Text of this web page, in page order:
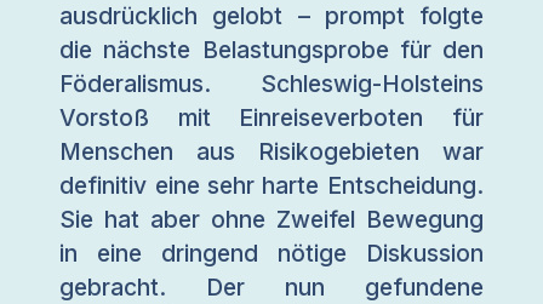
ausdrücklich gelobt – prompt folgte
die nächste Belastungsprobe für den
Föderalismus. Schleswig-Holsteins
Vorstoß mit Einreiseverboten für
Menschen aus Risikogebieten war
definitiv eine sehr harte Entscheidung.
Sie hat aber ohne Zweifel Bewegung
in eine dringend nötige Diskussion
gebracht. Der nun gefundene